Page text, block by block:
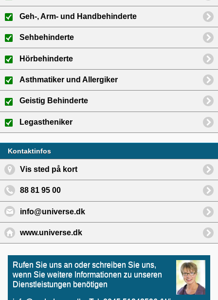
Geh-, Arm- und Handbehinderte
Sehbehinderte
Hörbehinderte
Asthmatiker und Allergiker
Geistig Behinderte
Legastheniker
Kontaktinfos
Vis sted på kort
88 81 95 00
info@universe.dk
www.universe.dk
Rufen Sie uns an oder schreiben Sie uns,
wenn Sie weitere Informationen zu unseren
Dienstleistungen benötigen